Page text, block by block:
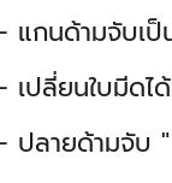
ด้ามจับเป็น
ยนใบมีดได้ง่
ยด้ามจับ " มี